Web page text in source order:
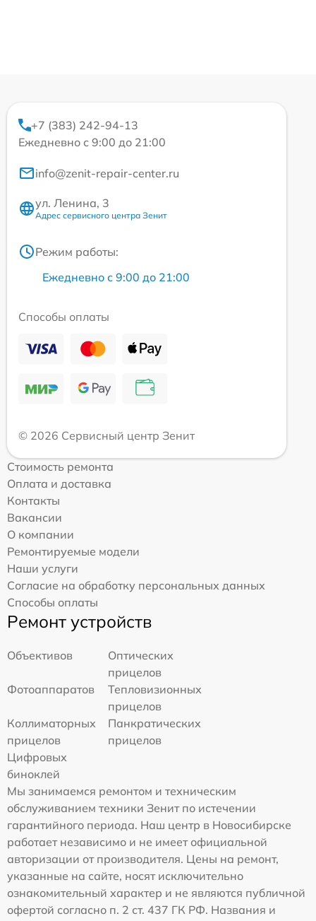
+7 (383) 242-94-13
Ежедневно с 9:00 до 21:00
info@zenit-repair-center.ru
ул. Ленина, 3
Адрес сервисного центра Зенит
Режим работы:
Ежедневно с 9:00 до 21:00
Способы оплаты
© 2026 Сервисный центр Зенит
Стоимость ремонта
Оплата и доставка
Контакты
Вакансии
О компании
Ремонтируемые модели
Наши услуги
Согласие на обработку персональных данных
Способы оплаты
Ремонт устройств
Объективов
Оптических
прицелов
Фотоаппаратов
Тепловизионных
прицелов
Коллиматорных
прицелов
Панкратических
прицелов
Цифровых
биноклей
Мы занимаемся ремонтом и техническим
обслуживанием техники Зенит по истечении
гарантийного периода. Наш центр в Новосибирске
работает независимо и не имеет официальной
авторизации от производителя. Цены на ремонт,
указанные на сайте, носят исключительно
ознакомительный характер и не являются публичной
офертой согласно п. 2 ст. 437 ГК РФ. Названия и